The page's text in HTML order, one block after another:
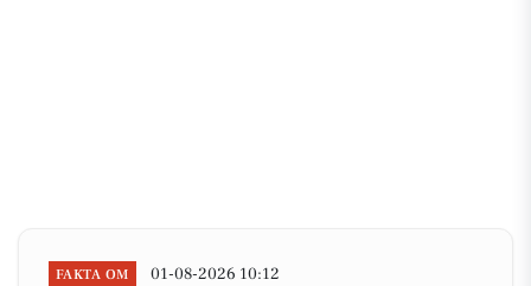
FAKTA OM 01-08-2026 10:12